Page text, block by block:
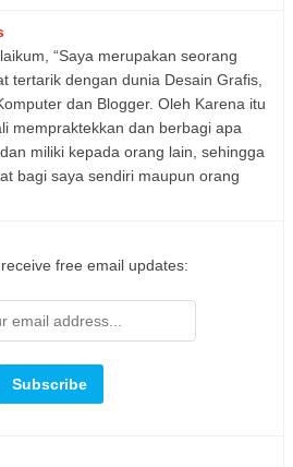
“Saya merupakan seorang
tertarik dengan dunia Desain Grafis,
dan Blogger. Oleh Karena itu
mempraktekkan dan berbagi apa
miliki kepada orang lain, sehingga
bagi saya sendiri maupun orang
free email updates: